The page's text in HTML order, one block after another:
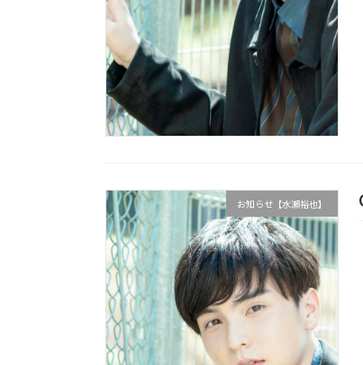
お知らせ【水瀬裕也】